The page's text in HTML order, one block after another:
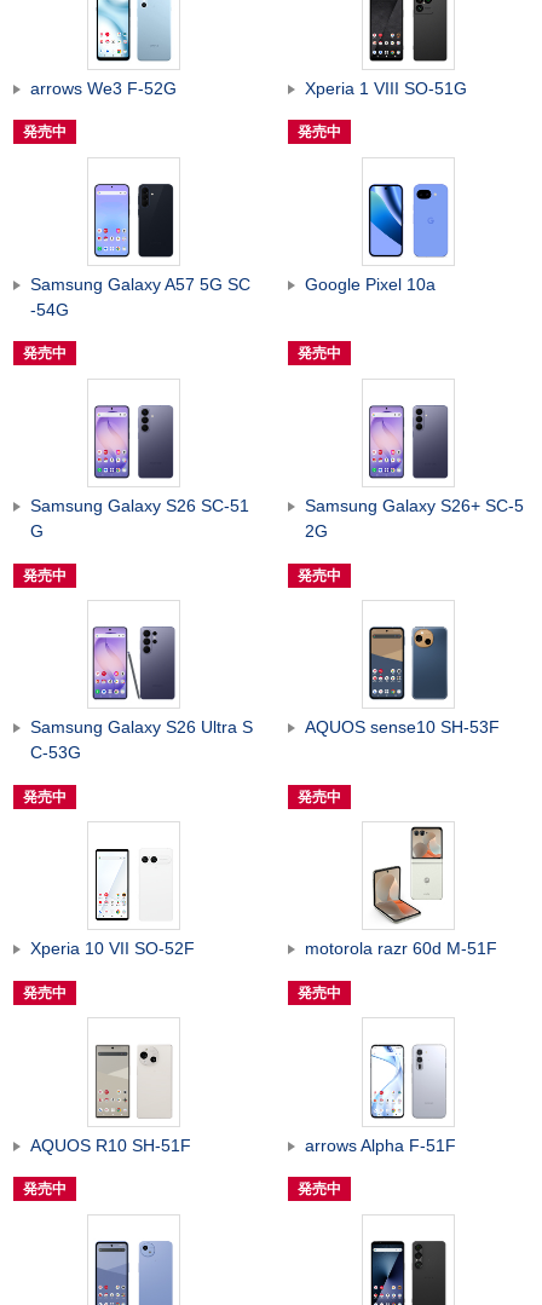
arrows We3 F-52G
発売中
Xperia 1 VIII SO-51G
発売中
Samsung Galaxy A57 5G SC
-54G
発売中
Google Pixel 10a
発売中
Samsung Galaxy S26 SC-51
G
発売中
Samsung Galaxy S26+ SC-5
2G
発売中
Samsung Galaxy S26 Ultra S
C-53G
発売中
AQUOS sense10 SH-53F
発売中
Xperia 10 VII SO-52F
発売中
motorola razr 60d M-51F
発売中
AQUOS R10 SH-51F
発売中
arrows Alpha F-51F
発売中